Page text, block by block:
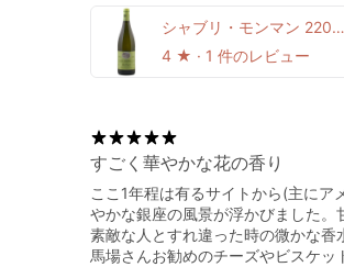
シャブリ・モンマン 22021 セバスチャン・ドーヴィサ
4 ★ · 1 件のレビュー
すごく華やかな花の香り
ここ1年程は有るサイトから(主に
やかな銀座の風景が浮かびました
素敵な人とすれ違った時の微かな
馬場さんお勧めのチーズやビスケッ